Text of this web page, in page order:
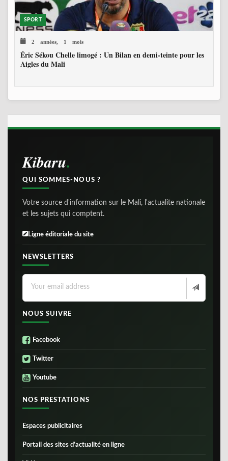
SPORT
2 années, 1 mois
Éric Sékou Chelle limogé : Un Bilan en demi-teinte pour les
Aigles du Mali
Kibaru
QUI SOMMES-NOUS ?
Votre source d'information sur le Mali, l'actualite nationale
et les sujets qui comptent.
Ligne éditoriale du site
NEWSLETTERS
NOUS SUIVRE
Facebook
Twitter
Youtube
NOS PRESTATIONS
Espaces publicitaires
Portail des sites d’actualité en ligne